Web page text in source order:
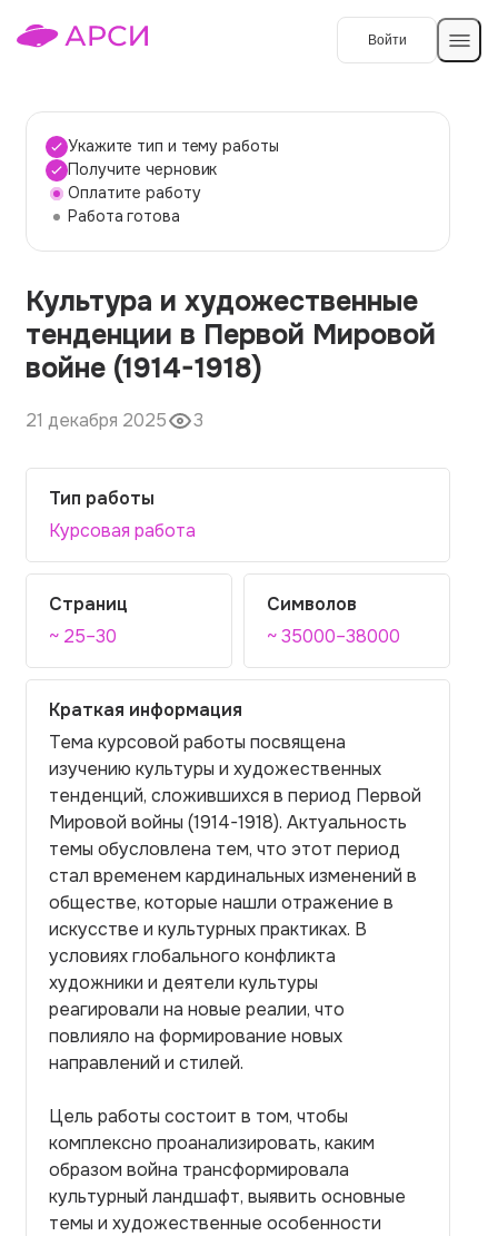
Войти
Темы работ
О сервисе
О компании
Наши гарантии
Вопросы и ответы
Контакты
Укажите тип и тему работы
Получите черновик
Оплатите работу
Работа готова
Культура и художественные
тенденции в Первой Мировой
войне (1914-1918)
21 декабря 2025 3
Тип работы
Курсовая работа
Страниц
~ 25–30
Символов
~ 35000–38000
Краткая информация
Тема курсовой работы посвящена
изучению культуры и художественных
тенденций, сложившихся в период Первой
Мировой войны (1914-1918). Актуальность
темы обусловлена тем, что этот период
стал временем кардинальных изменений в
обществе, которые нашли отражение в
искусстве и культурных практиках. В
условиях глобального конфликта
художники и деятели культуры
реагировали на новые реалии, что
повлияло на формирование новых
направлений и стилей.
Цель работы состоит в том, чтобы
комплексно проанализировать, каким
образом война трансформировала
культурный ландшафт, выявить основные
темы и художественные особенности